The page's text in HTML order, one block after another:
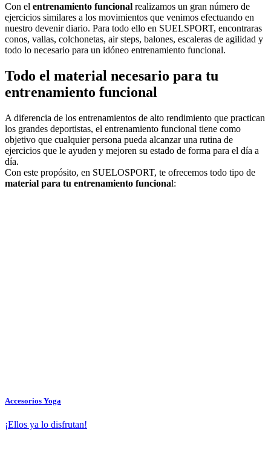
Con el entrenamiento funcional realizamos un gran número de
ejercicios similares a los movimientos que venimos efectuando en
nuestro devenir diario. Para todo ello en SUELSPORT, encontraras
conos, vallas, colchonetas, air steps, balones, escaleras de agilidad y
todo lo necesario para un idóneo entrenamiento funcional.
Todo el material necesario para tu
entrenamiento funcional
A diferencia de los entrenamientos de alto rendimiento que practican
los grandes deportistas, el entrenamiento funcional tiene como
objetivo que cualquier persona pueda alcanzar una rutina de
ejercicios que le ayuden y mejoren su estado de forma para el día a
día.
Con este propósito, en SUELOSPORT, te ofrecemos todo tipo de
material para tu entrenamiento funcional:
Accesorios Yoga
¡Ellos ya lo disfrutan!